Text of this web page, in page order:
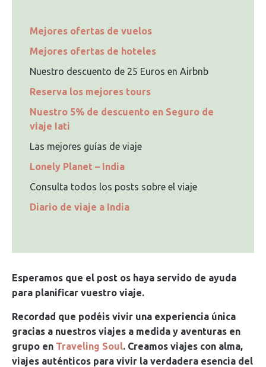
Mejores ofertas de vuelos
Mejores ofertas de hoteles
Nuestro descuento de 25 Euros en Airbnb
Reserva los mejores tours
Nuestro 5% de descuento en Seguro de
viaje Iati
Las mejores guías de viaje
Lonely Planet – India
Consulta todos los posts sobre el viaje
Diario de viaje a India
Esperamos que el post os haya servido de ayuda
para planificar vuestro viaje.
Recordad que podéis vivir una experiencia única
gracias a nuestros viajes a medida y aventuras en
grupo en Traveling Soul. Creamos viajes con alma,
viajes auténticos para vivir la verdadera esencia del